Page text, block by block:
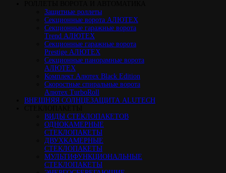
Защитные роллеты
Секционные ворота АЛЮТЕХ
Секционные гаражные ворота
Trend АЛЮТЕХ
Секционные гаражные ворота
Prestige АЛЮТЕХ
Секционные панорамные ворота
АЛЮТЕХ
Комплект Алютех Black Edition
Скоростные спиральные ворота
Алютех TurboRoll
ВНЕШНЯЯ СОЛНЦЕЗАЩИТА ALUTECH
ВИДЫ СТЕКЛОПАКЕТОВ
ОДНОКАМЕРНЫЕ
СТЕКЛОПАКЕТЫ
ДВУХКАМЕРНЫЕ
СТЕКЛОПАКЕТЫ
МУЛЬТИФУНКЦИОНАЛЬНЫЕ
СТЕКЛОПАКЕТЫ